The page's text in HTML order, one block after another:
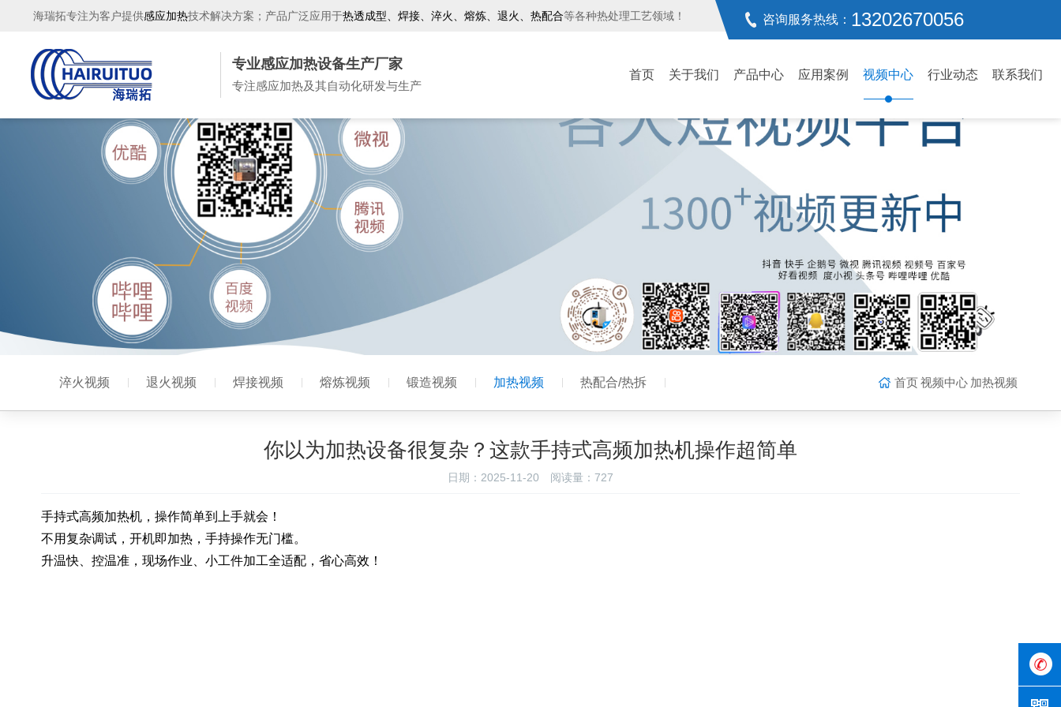
海瑞拓专注为客户提供感应加热技术解决方案；产品广泛应用于热透成型、焊接、淬火、熔炼、退火、热配合等各种热处理工艺领域！ 咨询服务热线： 13202670056
专业感应加热设备生产厂家
专注感应加热及其自动化研发与生产
首页 关于我们 产品中心 应用案例 视频中心 行业动态 联系我们
首页视频中心 加热视频
淬火视频 退火视频 焊接视频 熔炼视频 锻造视频 加热视频 热配合/热拆
你以为加热设备很复杂？这款手持式高频加热机操作超简单
日期：2025-11-20 阅读量： 727
手持式高频加热机，操作简单到上手就会！
不用复杂调试，开机即加热，手持操作无门槛。
升温快、控温准，现场作业、小工件加工全适配，省心高效！